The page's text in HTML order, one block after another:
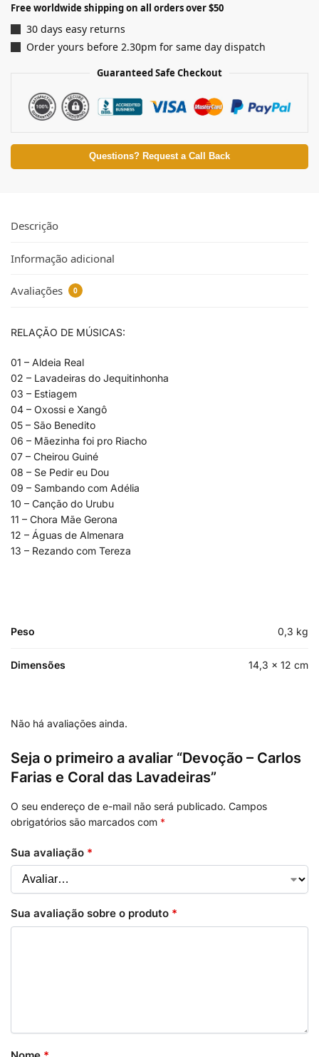
Free worldwide shipping on all orders over $50
30 days easy returns
Order yours before 2.30pm for same day dispatch
Guaranteed Safe Checkout
Questions? Request a Call Back
Descrição
Informação adicional
Avaliações 0
RELAÇÃO DE MÚSICAS:
01 – Aldeia Real
02 – Lavadeiras do Jequitinhonha
03 – Estiagem
04 – Oxossi e Xangô
05 – São Benedito
06 – Mãezinha foi pro Riacho
07 – Cheirou Guiné
08 – Se Pedir eu Dou
09 – Sambando com Adélia
10 – Canção do Urubu
11 – Chora Mãe Gerona
12 – Águas de Almenara
13 – Rezando com Tereza
Peso 0,3 kg
Dimensões 14,3 × 12 cm
Não há avaliações ainda.
Seja o primeiro a avaliar “Devoção – Carlos
Farias e Coral das Lavadeiras”
O seu endereço de e-mail não será publicado. Campos
obrigatórios são marcados com *
Sua avaliação *
Sua avaliação sobre o produto *